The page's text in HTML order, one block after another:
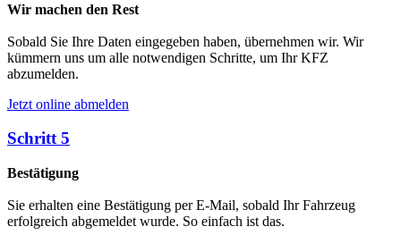
Wir machen den Rest
Sobald Sie Ihre Daten eingegeben haben, übernehmen wir. Wir
kümmern uns um alle notwendigen Schritte, um Ihr KFZ
abzumelden.
Jetzt online abmelden
Schritt 5
Bestätigung
Sie erhalten eine Bestätigung per E-Mail, sobald Ihr Fahrzeug
erfolgreich abgemeldet wurde. So einfach ist das.